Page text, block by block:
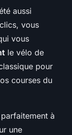
aussi
vous
vous
le vélo de
pour
courses du
à
une